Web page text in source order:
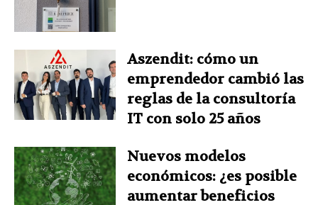
Aszendit: cómo un
emprendedor cambió las
reglas de la consultoría
IT con solo 25 años
Nuevos modelos
económicos: ¿es posible
aumentar beneficios